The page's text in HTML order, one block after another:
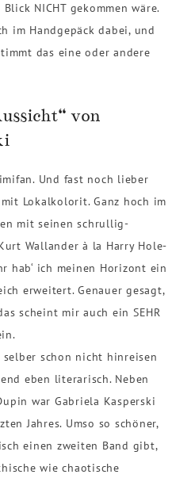
NICHT gekommen wäre.
im Handgepäck dabei, und
das eine oder andere
von
Und fast noch lieber
Lokalkolorit. Ganz hoch im
mit seinen schrullig-
Wallander à la Harry Hole-
hab‘ ich meinen Horizont ein
erweitert. Genauer gesagt,
scheint mir auch ein SEHR
selber schon nicht hinreisen
eben literarisch. Neben
war Gabriela Kasperski
Jahres. Umso so schöner,
einen zweiten Band gibt,
wie chaotische